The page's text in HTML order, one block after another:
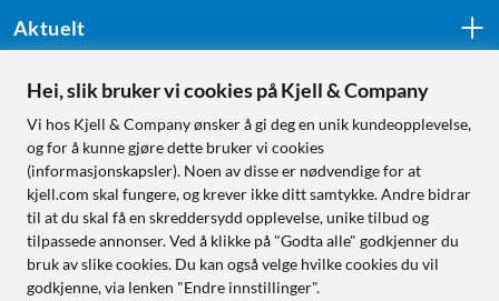
Aktuelt
Følg oss
Handle fra:
Sverige
Norge
Hei, slik bruker vi cookies på Kjell & Company
Vi hos Kjell & Company ønsker å gi deg en unik kundeopplevelse,
og for å kunne gjøre dette bruker vi cookies
(informasjonskapsler). Noen av disse er nødvendige for at
kjell.com skal fungere, og krever ikke ditt samtykke. Andre bidrar
til at du skal få en skreddersydd opplevelse, unike tilbud og
tilpassede annonser. Ved å klikke på "Godta alle" godkjenner du
bruk av slike cookies. Du kan også velge hvilke cookies du vil
godkjenne, via lenken "Endre innstillinger".